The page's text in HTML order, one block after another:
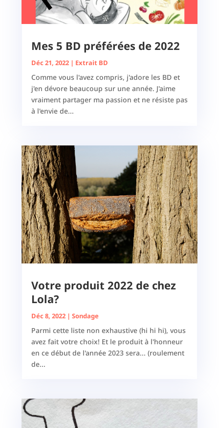
Mes 5 BD préférées de 2022
Déc 21, 2022| Extrait BD
Comme vous l'avez compris, j'adore les BD et
j'en dévore beaucoup sur une année. J'aime
vraiment partager ma passion et ne résiste pas
à l'envie de...
Votre produit 2022 de chez
Lola?
Déc 8, 2022| Sondage
Parmi cette liste non exhaustive (hi hi hi), vous
avez fait votre choix! Et le produit à l'honneur
en ce début de l'année 2023 sera... (roulement
de...